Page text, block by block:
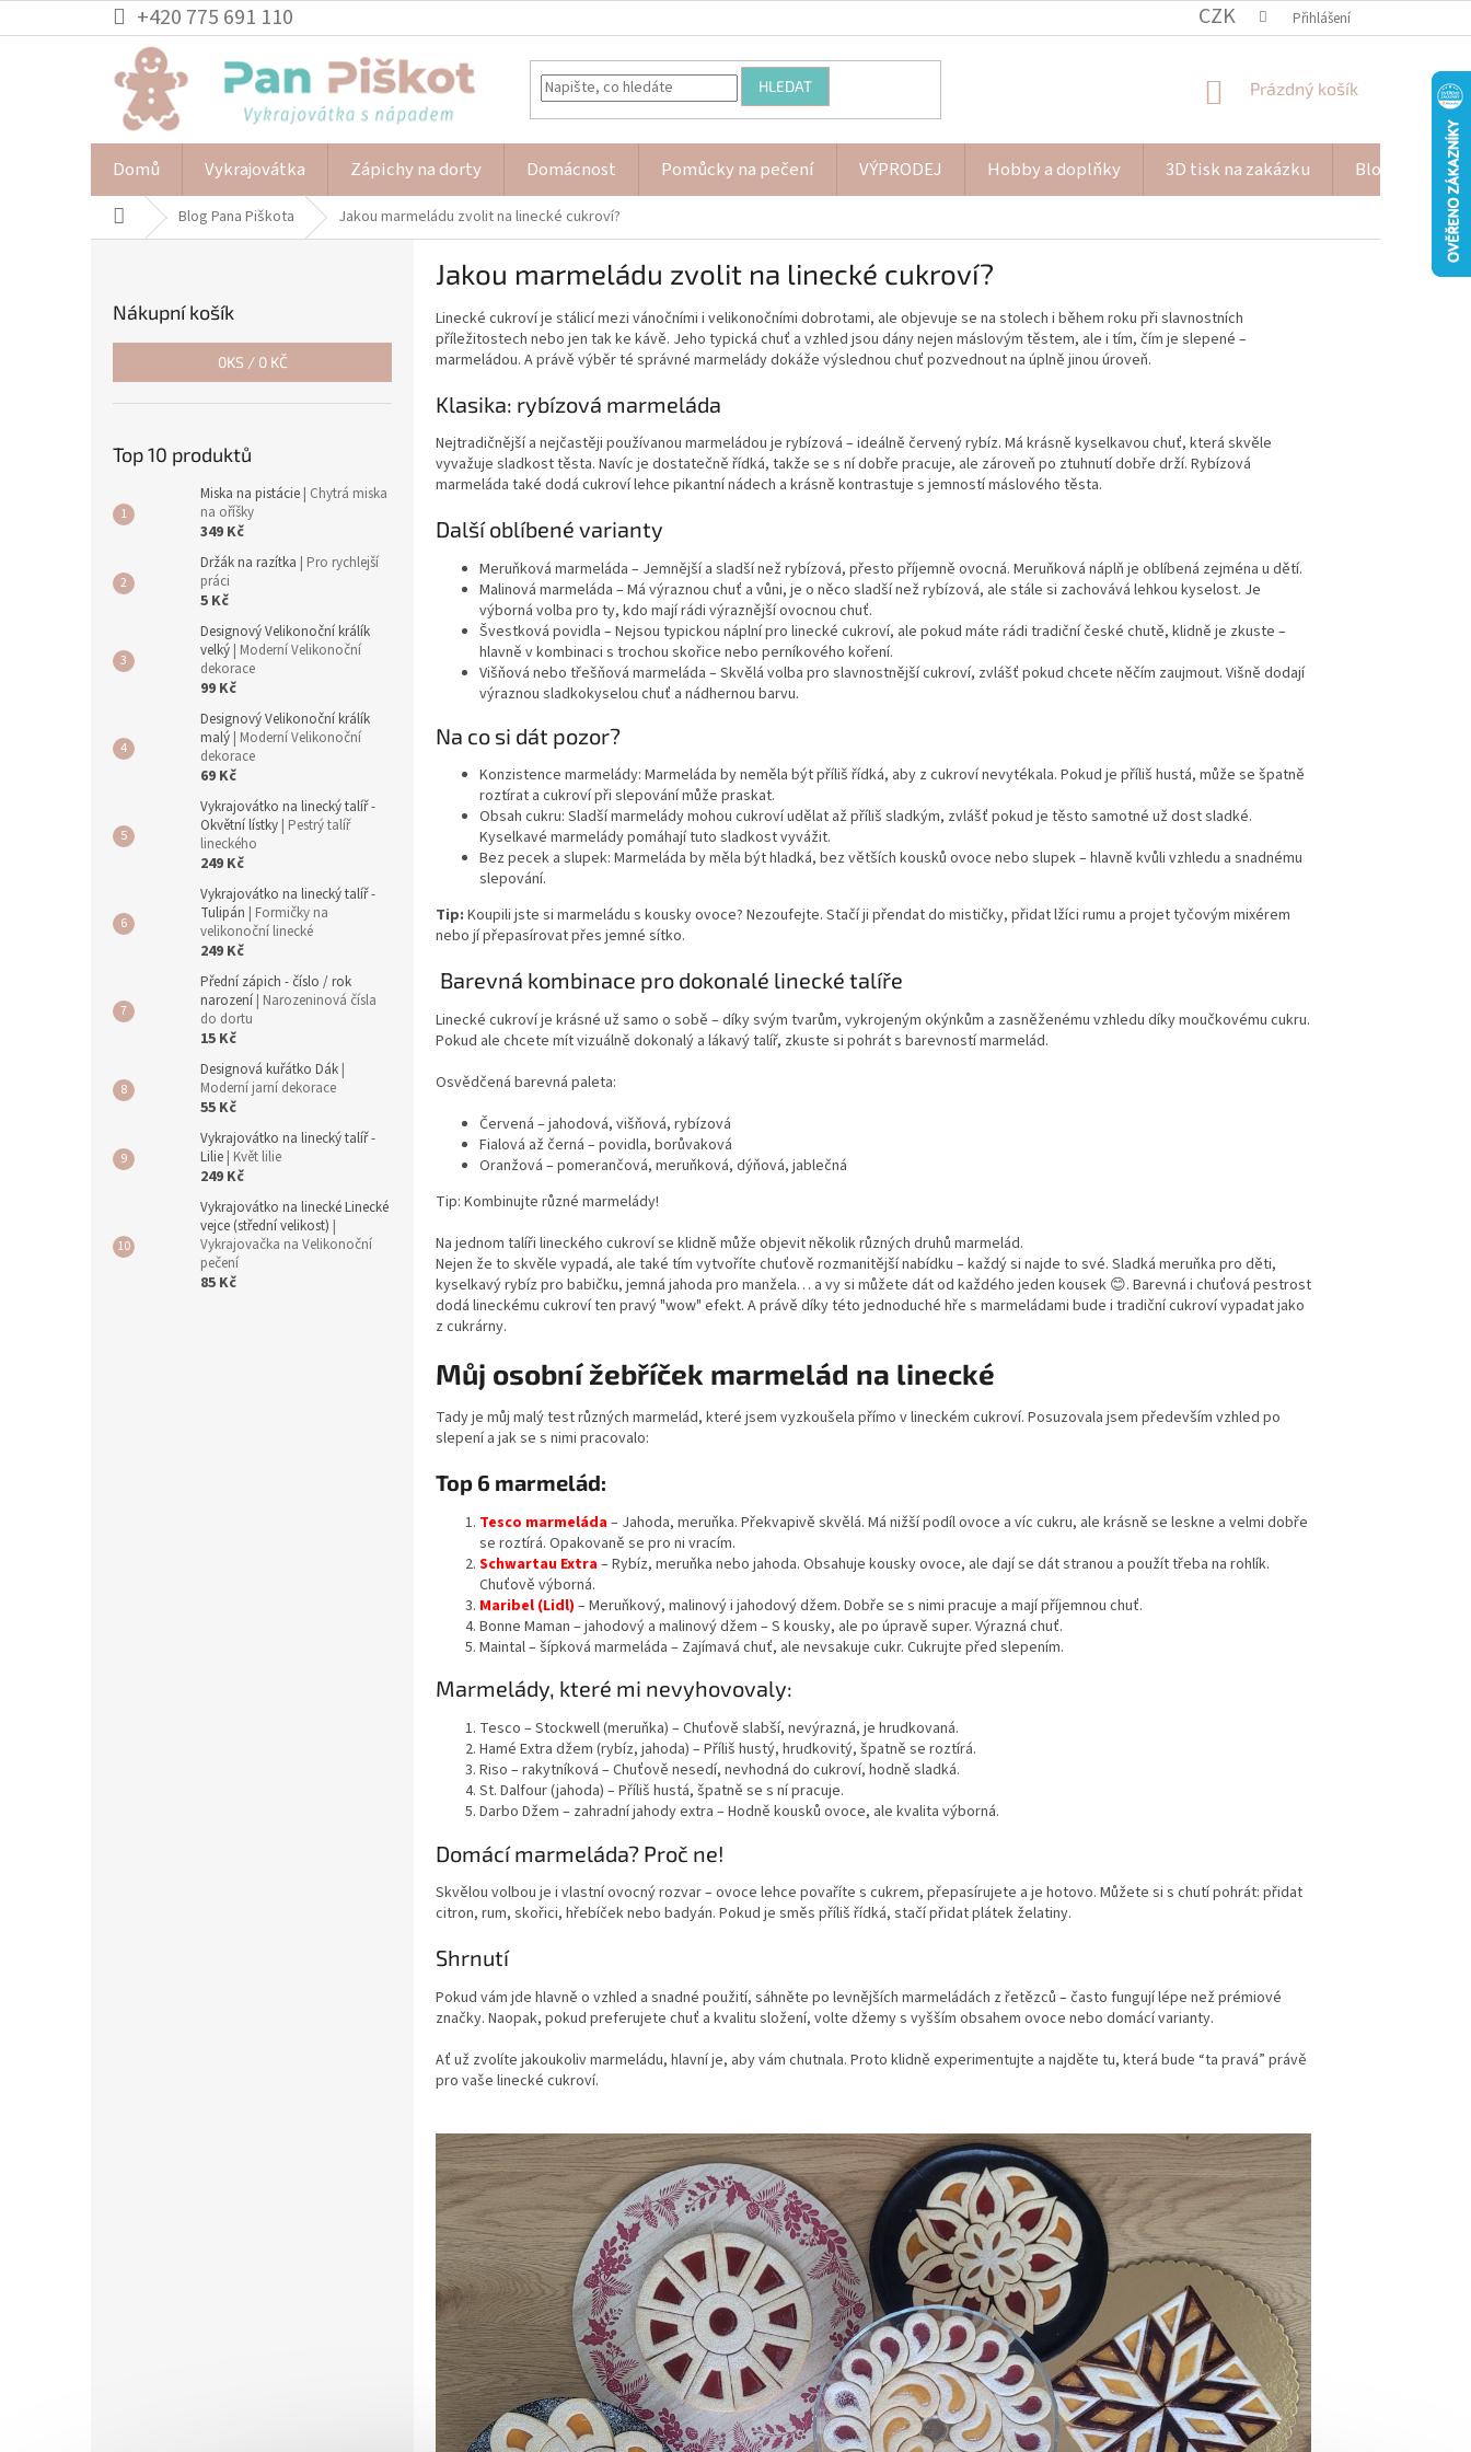
na
+420 775 691 110 CZK Přihlášení
HLEDAT
NÁKUPNÍ
Prázdný košík
Domů Vykrajovátka Zápichy na dorty Domácnost Pomůcky na pečení VÝPRODEJ Hobby a doplňky 3D tisk na zakázku Blog Pana
Domů Blog Pana Piškota Jakou marmeládu zvolit na linecké cukroví?
Nákupní košík
0KS / 0 KČ
Top 10 produktů
Miska na pistácie | Chytrá miska
na oříšky
349 Kč
Držák na razítka | Pro rychlejší
práci
5 Kč
Designový Velikonoční králík
velký | Moderní Velikonoční
dekorace
99 Kč
Designový Velikonoční králík
malý | Moderní Velikonoční
dekorace
69 Kč
Vykrajovátko na linecký talíř -
Okvětní lístky | Pestrý talíř
lineckého
249 Kč
Vykrajovátko na linecký talíř -
Tulipán | Formičky na
velikonoční linecké
249 Kč
Přední zápich - číslo / rok
narození | Narozeninová čísla
do dortu
15 Kč
Designová kuřátko Dák |
Moderní jarní dekorace
55 Kč
Vykrajovátko na linecký talíř -
Lilie | Květ lilie
249 Kč
Vykrajovátko na linecké Linecké
vejce (střední velikost) |
Vykrajovačka na Velikonoční
pečení
85 Kč
Jakou marmeládu zvolit na linecké cukroví?
Linecké cukroví je stálicí mezi vánočními i velikonočními dobrotami, ale objevuje se na stolech i během roku při slavnostních
příležitostech nebo jen tak ke kávě. Jeho typická chuť a vzhled jsou dány nejen máslovým těstem, ale i tím, čím je slepené –
marmeládou. A právě výběr té správné marmelády dokáže výslednou chuť pozvednout na úplně jinou úroveň.
Klasika: rybízová marmeláda
Nejtradičnější a nejčastěji používanou marmeládou je rybízová – ideálně červený rybíz. Má krásně kyselkavou chuť, která skvěle
vyvažuje sladkost těsta. Navíc je dostatečně řídká, takže se s ní dobře pracuje, ale zároveň po ztuhnutí dobře drží. Rybízová
marmeláda také dodá cukroví lehce pikantní nádech a krásně kontrastuje s jemností máslového těsta.
Další oblíbené varianty
Meruňková marmeláda – Jemnější a sladší než rybízová, přesto příjemně ovocná. Meruňková náplň je oblíbená zejména u dětí.
Malinová marmeláda – Má výraznou chuť a vůni, je o něco sladší než rybízová, ale stále si zachovává lehkou kyselost. Je
výborná volba pro ty, kdo mají rádi výraznější ovocnou chuť.
Švestková povidla – Nejsou typickou náplní pro linecké cukroví, ale pokud máte rádi tradiční české chutě, klidně je zkuste –
hlavně v kombinaci s trochou skořice nebo perníkového koření.
Višňová nebo třešňová marmeláda – Skvělá volba pro slavnostnější cukroví, zvlášť pokud chcete něčím zaujmout. Višně dodají
výraznou sladkokyselou chuť a nádhernou barvu.
Na co si dát pozor?
Konzistence marmelády: Marmeláda by neměla být příliš řídká, aby z cukroví nevytékala. Pokud je příliš hustá, může se špatně
roztírat a cukroví při slepování může praskat.
Obsah cukru: Sladší marmelády mohou cukroví udělat až příliš sladkým, zvlášť pokud je těsto samotné už dost sladké.
Kyselkavé marmelády pomáhají tuto sladkost vyvážit.
Bez pecek a slupek: Marmeláda by měla být hladká, bez větších kousků ovoce nebo slupek – hlavně kvůli vzhledu a snadnému
slepování.
Tip: Koupili jste si marmeládu s kousky ovoce? Nezoufejte. Stačí ji přendat do mističky, přidat lžíci rumu a projet tyčovým mixérem
nebo jí přepasírovat přes jemné sítko.
Barevná kombinace pro dokonalé linecké talíře
Linecké cukroví je krásné už samo o sobě – díky svým tvarům, vykrojeným okýnkům a zasněženému vzhledu díky moučkovému cukru.
Pokud ale chcete mít vizuálně dokonalý a lákavý talíř, zkuste si pohrát s barevností marmelád.
Osvědčená barevná paleta:
Červená – jahodová, višňová, rybízová
Fialová až černá – povidla, borůvaková
Oranžová – pomerančová, meruňková, dýňová, jablečná
Tip: Kombinujte různé marmelády!
Na jednom talíři lineckého cukroví se klidně může objevit několik různých druhů marmelád.
Nejen že to skvěle vypadá, ale také tím vytvoříte chuťově rozmanitější nabídku – každý si najde to své. Sladká meruňka pro děti,
kyselkavý rybíz pro babičku, jemná jahoda pro manžela… a vy si můžete dát od každého jeden kousek 😊. Barevná i chuťová pestrost
dodá lineckému cukroví ten pravý "wow" efekt. A právě díky této jednoduché hře s marmeládami bude i tradiční cukroví vypadat jako
z cukrárny.
Můj osobní žebříček marmelád na linecké
Tady je můj malý test různých marmelád, které jsem vyzkoušela přímo v lineckém cukroví. Posuzovala jsem především vzhled po
slepení a jak se s nimi pracovalo:
Top 6 marmelád:
Tesco marmeláda– Jahoda, meruňka. Překvapivě skvělá. Má nižší podíl ovoce a víc cukru, ale krásně se leskne a velmi dobře
se roztírá. Opakovaně se pro ni vracím.
Schwartau Extra– Rybíz, meruňka nebo jahoda. Obsahuje kousky ovoce, ale dají se dát stranou a použít třeba na rohlík.
Chuťově výborná.
Maribel (Lidl) – Meruňkový, malinový i jahodový džem. Dobře se s nimi pracuje a mají příjemnou chuť.
Bonne Maman – jahodový a malinový džem – S kousky, ale po úpravě super. Výrazná chuť.
Maintal – šípková marmeláda – Zajímavá chuť, ale nevsakuje cukr. Cukrujte před slepením.
Marmelády, které mi nevyhovovaly:
Tesco – Stockwell (meruňka) – Chuťově slabší, nevýrazná, je hrudkovaná.
Hamé Extra džem (rybíz, jahoda) – Příliš hustý, hrudkovitý, špatně se roztírá.
Riso – rakytníková – Chuťově nesedí, nevhodná do cukroví, hodně sladká.
St. Dalfour (jahoda) – Příliš hustá, špatně se s ní pracuje.
Darbo Džem – zahradní jahody extra – Hodně kousků ovoce, ale kvalita výborná.
Domácí marmeláda? Proč ne!
Skvělou volbou je i vlastní ovocný rozvar – ovoce lehce povaříte s cukrem, přepasírujete a je hotovo. Můžete si s chutí pohrát: přidat
citron, rum, skořici, hřebíček nebo badyán. Pokud je směs příliš řídká, stačí přidat plátek želatiny.
Shrnutí
Pokud vám jde hlavně o vzhled a snadné použití, sáhněte po levnějších marmeládách z řetězců – často fungují lépe než prémiové
značky. Naopak, pokud preferujete chuť a kvalitu složení, volte džemy s vyšším obsahem ovoce nebo domácí varianty.
Ať už zvolíte jakoukoliv marmeládu, hlavní je, aby vám chutnala. Proto klidně experimentujte a najděte tu, která bude “ta pravá” právě
pro vaše linecké cukroví.